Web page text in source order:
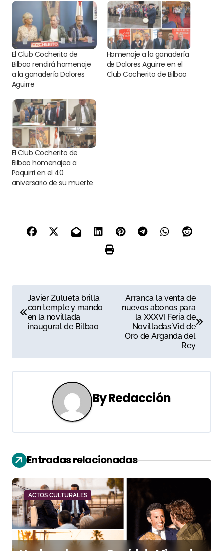
El Club Cocherito de
Bilbao rendirá homenaje
a la ganadería Dolores
Aguirre
Homenaje a la ganadería
de Dolores Aguirre en el
Club Cocherito de Bilbao
El Club Cocherito de
Bilbao homenajea a
Paquirri en el 40
aniversario de su muerte
a
e
g
i
ó
n
d
e
e
Javier Zulueta brilla
con temple y mando
en la novillada
inaugural de Bilbao
Arranca la venta de
nuevos abonos para
la XXXVI Feria de
Novilladas Vid de
Oro de Arganda del
Rey
ByRedacción
Entradas relacionadas
ACTOS CULTURALES